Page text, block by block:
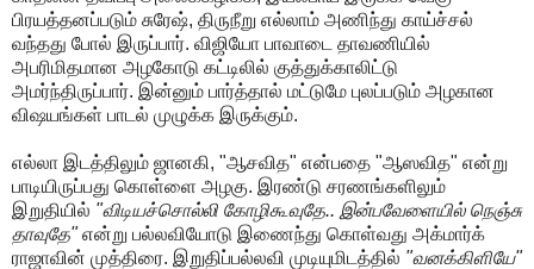
பிரயத்தனப்படும் சுரேஷ், திருநீறு எல்லாம் அணிந்து காய்ச்சல்
வந்தது போல் இருப்பார். விஜியோ பாவாடை தாவணியில்
அபரிமிதமான அழகோடு கட்டிலில் குத்துக்காலிட்டு
அமர்ந்திருப்பார். இன்னும் பார்த்தால் மட்டுமே புலப்படும் அழகான
விஷயங்கள் பாடல் முழுக்க இருக்கும்.
எல்லா இடத்திலும் ஜானகி, "ஆசவித" என்பதை "ஆஸவித" என்று
பாடியிருப்பது கொள்ளை அழகு. இரண்டு சரணங்களிலும்
இறுதியில் "விடியச்சொல்லி கோழிகூவுதே.. இன்பவேளையில் நெஞ்சு
தாவுதே"என்று பல்லவியோடு இணைந்து கொள்வது அக்மார்க்
ராஜாவின் முத்திரை. இறுதிப்பல்லவி முடியுமிடத்தில் "வனக்கிளியே"